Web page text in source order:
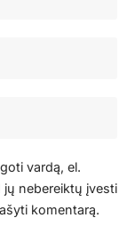
vardą, el.
nebereiktų įvesti
komentarą.